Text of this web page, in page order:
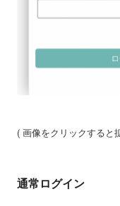
( 画像をクリックすると
通常ログイン